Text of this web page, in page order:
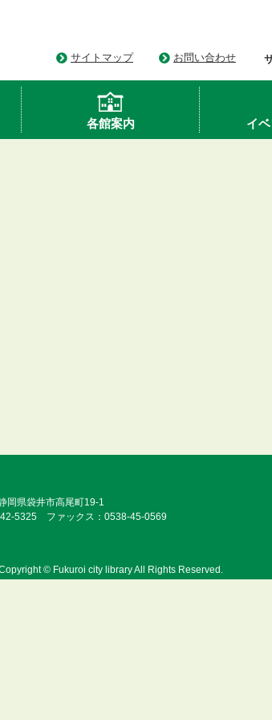
サイトマップ お問い合わせ
各館案内 イ
岡県袋井市高尾町19-1
5325 ファックス：0538-45-0569
© Fukuroi city library All Rights Reserved.